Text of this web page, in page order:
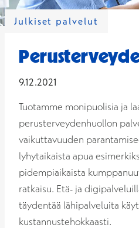
Julkiset palvelut
9.12.2021
Tuotamme monipuolisia ja
perusterveydenhuollon
vaikuttavuuden
lyhytaikaista apua
pidempiaikaista
ratkaisu. Etä- ja
täydentää lähipalveluita
kustannustehokkaasti.